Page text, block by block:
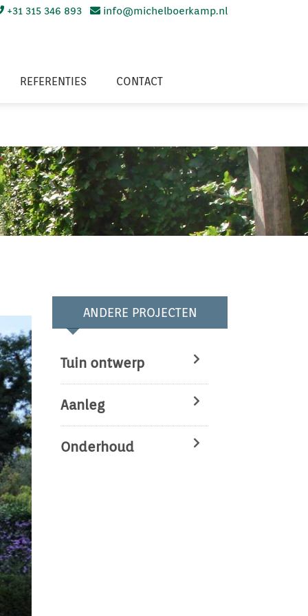
+31 315 346 893 info@michelboerkamp.nl
REFERENTIES CONTACT
ANDERE PROJECTEN
Tuin ontwerp
Aanleg
Onderhoud